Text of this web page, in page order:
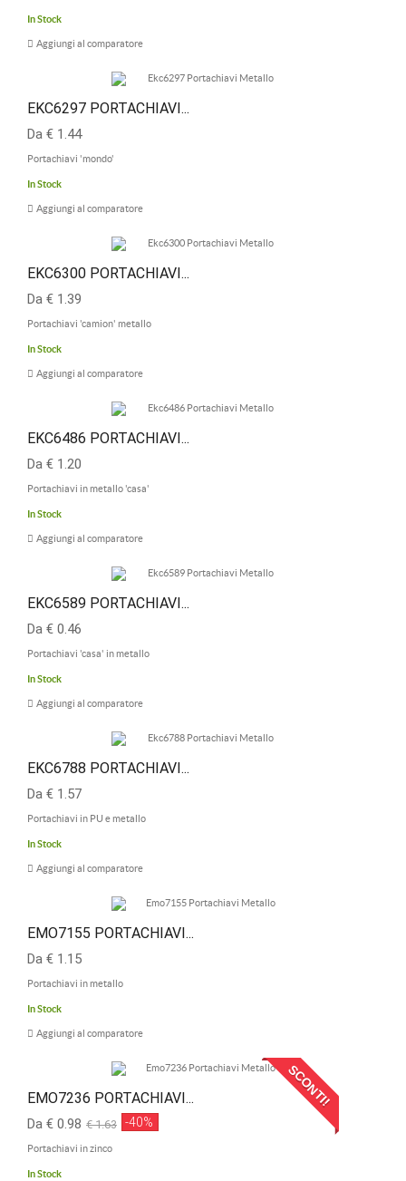
In Stock
Aggiungi al comparatore
EKC6297 PORTACHIAVI...
Da € 1.44
Portachiavi 'mondo'
In Stock
Aggiungi al comparatore
EKC6300 PORTACHIAVI...
Da € 1.39
Portachiavi 'camion' metallo
In Stock
Aggiungi al comparatore
EKC6486 PORTACHIAVI...
Da € 1.20
Portachiavi in metallo 'casa'
In Stock
Aggiungi al comparatore
EKC6589 PORTACHIAVI...
Da € 0.46
Portachiavi 'casa' in metallo
In Stock
Aggiungi al comparatore
EKC6788 PORTACHIAVI...
Da € 1.57
Portachiavi in PU e metallo
In Stock
Aggiungi al comparatore
EMO7155 PORTACHIAVI...
Da € 1.15
Portachiavi in metallo
In Stock
Aggiungi al comparatore
SCONTI!
EMO7236 PORTACHIAVI...
Da € 0.98 € 1.63 -40%
Portachiavi in zinco
In Stock